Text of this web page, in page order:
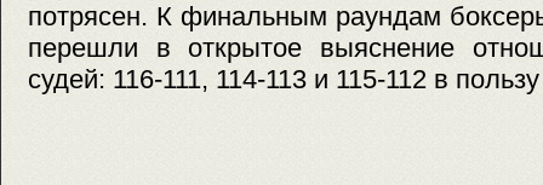
потрясен. К финальным раундам
перешли в открытое выяснение
судей: 116-111, 114-113 и 115-112 в